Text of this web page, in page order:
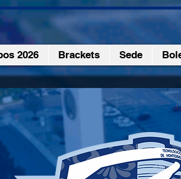
2026 Brackets Sede